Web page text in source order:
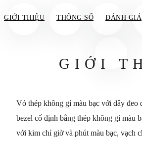
GIỚI THIỆU THÔNG SỐ ĐÁNH GIÁ
GIỚI
Vỏ thép không gỉ màu bạc với dây đeo
bezel cố định bằng thép không gỉ màu
với kim chỉ giờ và phút màu bạc, vạch